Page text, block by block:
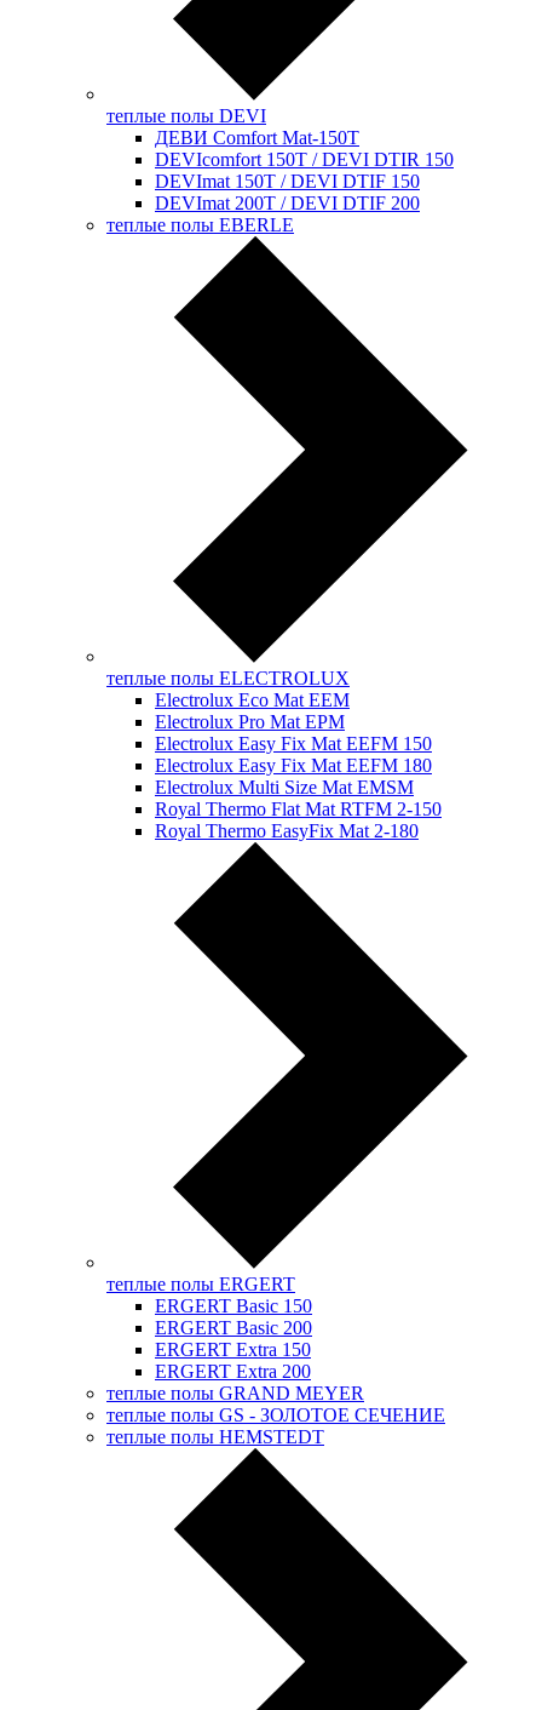
теплые полы DEVI
ДЕВИ Comfort Mat-150T
DEVIcomfort 150T / DEVI DTIR 150
DEVImat 150T / DEVI DTIF 150
DEVImat 200T / DEVI DTIF 200
теплые полы EBERLE
теплые полы ELECTROLUX
Electrolux Eco Mat EЕM
Electrolux Pro Mat EPM
Electrolux Easy Fix Mat EEFM 150
Electrolux Easy Fix Mat EEFM 180
Electrolux Multi Size Mat EMSM
Royal Thermo Flat Mat RTFM 2-150
Royal Thermo EasyFix Mat 2-180
теплые полы ERGERT
ERGERT Basic 150
ERGERT Basic 200
ERGERT Extra 150
ERGERT Extra 200
теплые полы GRAND MEYER
теплые полы GS - ЗОЛОТОЕ СЕЧЕНИЕ
теплые полы HEMSTEDT